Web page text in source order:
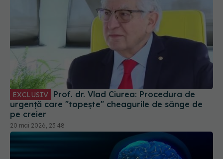
EXCLUSIV
urgență care "topește" cheagurile de sânge de
pe creier
20 mai 2026, 23:48